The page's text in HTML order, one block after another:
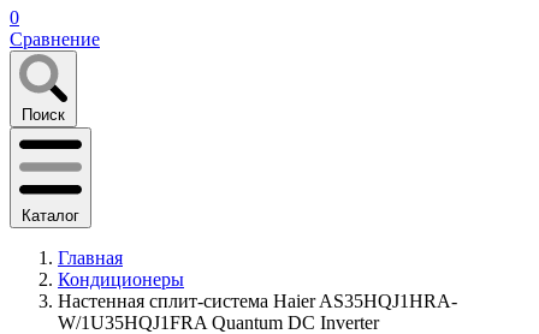
0
Сравнение
Поиск
Каталог
Главная
Кондиционеры
Настенная сплит-система Haier AS35HQJ1HRA-
W/1U35HQJ1FRA Quantum DC Inverter